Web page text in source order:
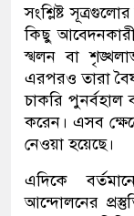
সংশ্লিষ্ট
কিছু
স্খলন বা
এরপরও তারা
চাকরি
করেন। এসব
নেওয়া হয়েছে।
এদিকে
আন্দোলনের